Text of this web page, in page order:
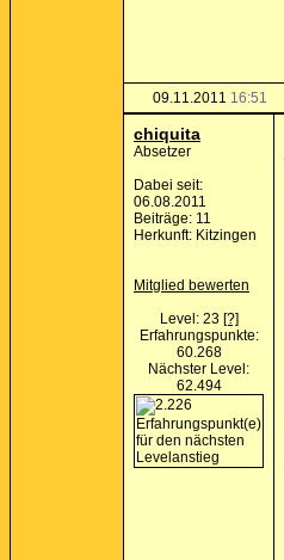
09.11.2011 16:51
chiquita
Absetzer
Dabei seit:
06.08.2011
Beiträge: 11
Herkunft: Kitzingen
Mitglied bewerten
Level: 23 [?]
Erfahrungspunkte:
60.268
Nächster Level:
62.494